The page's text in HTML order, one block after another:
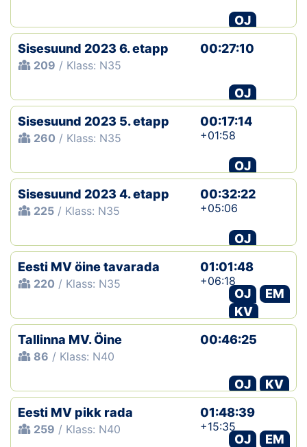
OJ
Sisesuund 2023 6. etapp
209 / Klass: N35
00:27:10
OJ
Sisesuund 2023 5. etapp
260 / Klass: N35
00:17:14
+01:58
OJ
Sisesuund 2023 4. etapp
225 / Klass: N35
00:32:22
+05:06
OJ
Eesti MV öine tavarada
220 / Klass: N35
01:01:48
+06:18
OJ
EM
KV
Tallinna MV. Öine
86 / Klass: N40
00:46:25
OJ
KV
Eesti MV pikk rada
259 / Klass: N40
01:48:39
+15:35
OJ
EM